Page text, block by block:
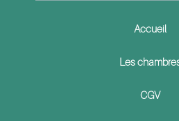
Accueil
Les
CGV